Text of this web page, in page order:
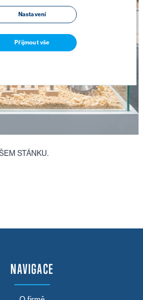
STÁNKU.
NAVIGACE
Nastavení
Přijmout vše